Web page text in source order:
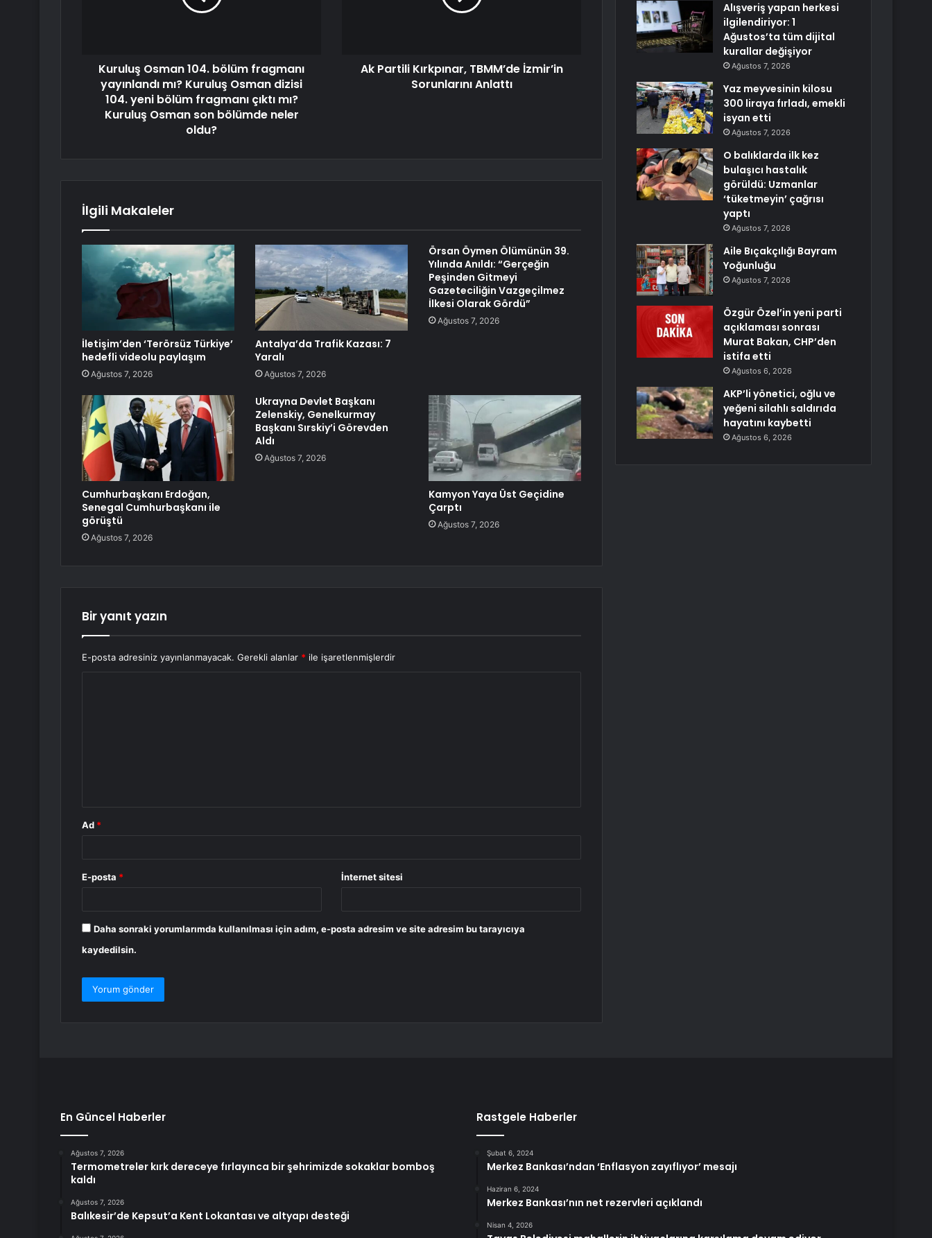
Kuruluş Osman 104. bölüm fragmanı
yayınlandı mı? Kuruluş Osman dizisi
104. yeni bölüm fragmanı çıktı mı?
Kuruluş Osman son bölümde neler
oldu?
Ak Partili Kırkpınar, TBMM’de İzmir’in
Sorunlarını Anlattı
İlgili Makaleler
İletişim’den ‘Terörsüz Türkiye’
hedefli videolu paylaşım
Ağustos 7, 2026
Antalya’da Trafik Kazası: 7
Yaralı
Ağustos 7, 2026
Örsan Öymen Ölümünün 39.
Yılında Anıldı: “Gerçeğin
Peşinden Gitmeyi
Gazeteciliğin Vazgeçilmez
İlkesi Olarak Gördü”
Ağustos 7, 2026
Cumhurbaşkanı Erdoğan,
Senegal Cumhurbaşkanı ile
görüştü
Ağustos 7, 2026
Ukrayna Devlet Başkanı
Zelenskiy, Genelkurmay
Başkanı Sırskiy’i Görevden
Aldı
Ağustos 7, 2026
Kamyon Yaya Üst Geçidine
Çarptı
Ağustos 7, 2026
Bir yanıt yazın
E-posta adresiniz yayınlanmayacak. Gerekli alanlar * ile işaretlenmişlerdir
Ad *
E-posta * İnternet sitesi
Daha sonraki yorumlarımda kullanılması için adım, e-posta adresim ve site adresim bu tarayıcıya
kaydedilsin.
Alışveriş yapan herkesi
ilgilendiriyor: 1
Ağustos’ta tüm dijital
kurallar değişiyor
Ağustos 7, 2026
Yaz meyvesinin kilosu
300 liraya fırladı, emekli
isyan etti
Ağustos 7, 2026
O balıklarda ilk kez
bulaşıcı hastalık
görüldü: Uzmanlar
‘tüketmeyin’ çağrısı
yaptı
Ağustos 7, 2026
Aile Bıçakçılığı Bayram
Yoğunluğu
Ağustos 7, 2026
Özgür Özel’in yeni parti
açıklaması sonrası
Murat Bakan, CHP’den
istifa etti
Ağustos 6, 2026
AKP’li yönetici, oğlu ve
yeğeni silahlı saldırıda
hayatını kaybetti
Ağustos 6, 2026
En Güncel Haberler
Ağustos 7, 2026
Termometreler kırk dereceye fırlayınca bir şehrimizde sokaklar bomboş
kaldı
Ağustos 7, 2026
Balıkesir’de Kepsut’a Kent Lokantası ve altyapı desteği
Rastgele Haberler
Şubat 6, 2024
Merkez Bankası’ndan ‘Enflasyon zayıflıyor’ mesajı
Haziran 6, 2024
Merkez Bankası’nın net rezervleri açıklandı
Nisan 4, 2026